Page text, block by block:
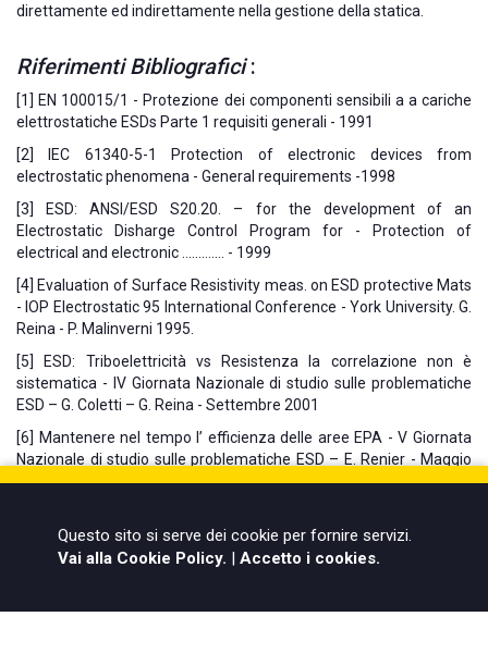
direttamente ed indirettamente nella gestione della statica.
Riferimenti Bibliografici:
[1] EN 100015/1 - Protezione dei componenti sensibili a a cariche
elettrostatiche ESDs Parte 1 requisiti generali - 1991
[2] IEC 61340-5-1 Protection of electronic devices from
electrostatic phenomena - General requirements -1998
[3] ESD: ANSI/ESD S20.20. – for the development of an
Electrostatic Disharge Control Program for - Protection of
electrical and electronic …………. - 1999
[4] Evaluation of Surface Resistivity meas. on ESD protective Mats
- IOP Electrostatic 95 International Conference - York University. G.
Reina - P. Malinverni 1995.
[5] ESD: Triboelettricità vs Resistenza la correlazione non è
sistematica - IV Giornata Nazionale di studio sulle problematiche
ESD – G. Coletti – G. Reina - Settembre 2001
[6] Mantenere nel tempo l’ efficienza delle aree EPA - V Giornata
Nazionale di studio sulle problematiche ESD – E. Renier - Maggio
2003
© ELBO Service
Privacy
& Cookies Policy | Credits
Questo sito si serve dei cookie per fornire servizi.
Vai alla Cookie Policy. | Accetto i cookies.